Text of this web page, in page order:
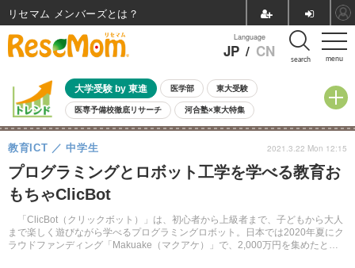
menu
Language
JP / CN search
大学受験 by 東進 医学部 東大受験
医専予備校徹底リサーチ 河合塾×東大特集
親子で考える大学選び 高校受験 中学受験 小学校受験
共通テスト 夏休み
8月開催イベント・WS 全国公立高校 過去問 人気記事
自由研究教材（小学生向け）
プログラミングとロボット工学を学べる教育お
もちゃClicBot
「ClicBot（クリックボット）」は、初心者から上級者まで、子どもから大人
まで楽しく遊びながら学べるプログラミングロボット。日本では2020年夏にク
ラウドファンディング「Makuake（マクアケ）」で、2,000万円を集めたとい
教育ICT 中学生 2021.3.22 Mon 12:15
リセマム メンバーズ